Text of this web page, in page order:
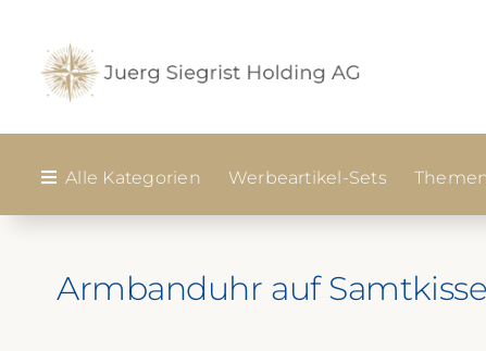
springen
Alle Kategorien Werbeartikel-Sets
Armbanduhr auf